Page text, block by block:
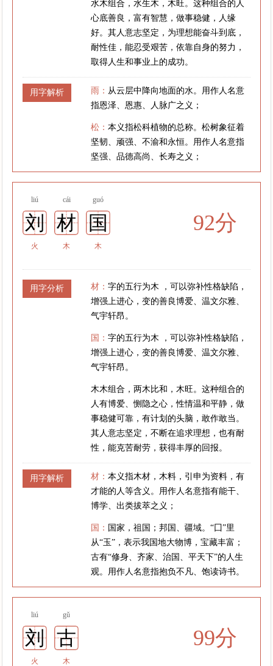
水木组合，水生木，木旺。这种组合的人
心底善良，富有智慧，做事稳健，人缘
好。其人意志坚定，为理想能奋斗到底，
耐性佳，能忍受艰苦，依靠自身的努力，
取得人生和事业上的成功。
用字解析 雨： 从云层中降向地面的水。用作人名意
指恩泽、恩惠、人脉广之义；
松：本义指松科植物的总称。松树象征着
坚韧、顽强、不渝和永恒。用作人名意指
坚强、品德高尚、长寿之义；
liú cái guó
刘 材 国
火 木 木
92分
用字分析 材：字的五行为木 ，可以弥补性格缺陷，
增强上进心，变的善良博爱、温文尔雅、
气宇轩昂。
国：字的五行为木 ，可以弥补性格缺陷，
增强上进心，变的善良博爱、温文尔雅、
气宇轩昂。
木木组合，两木比和，木旺。这种组合的
人有博爱、恻隐之心，性情温和平静，做
事稳健可靠，有计划的头脑，敢作敢当。
其人意志坚定，不断在追求理想，也有耐
性，能克苦耐劳，获得丰厚的回报。
用字解析 材：本义指木材，木料，引申为资料，有
才能的人等含义。用作人名意指有能干、
博学、出类拔萃之义；
国： 国家，祖国；邦国、疆域。“囗”里
从“玉”，表示我国地大物博，宝藏丰富；
古有“修身、齐家、治国、平天下”的人生
观。用作人名意指抱负不凡、饱读诗书。
liú gǔ
刘 古
火 木
99分